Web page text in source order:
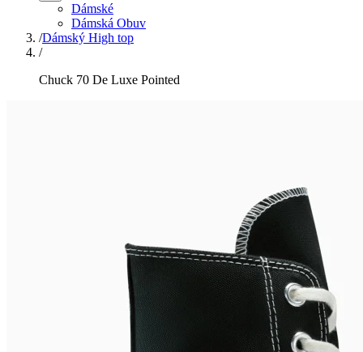
Dámské
Dámská Obuv
/Dámský High top
/
Chuck 70 De Luxe Pointed